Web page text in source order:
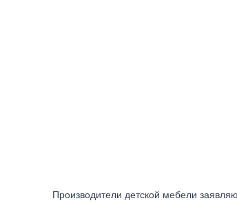
Производители детской мебели